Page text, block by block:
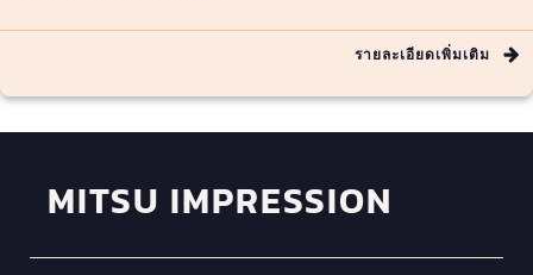
รายละเอียดเพิ่มเติม
MITSU IMPRESSION